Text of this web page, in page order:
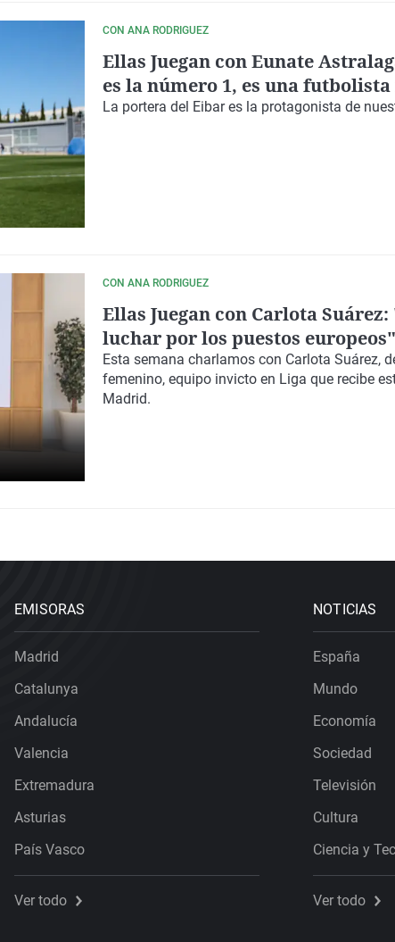
CON ANA RODRIGUEZ
Ellas Juegan con Eunate
es la número 1, es una
La portera del Eibar es la protagonista de
CON ANA RODRIGUEZ
Ellas Juegan con Carlota
luchar por los puestos europeos"
Esta semana charlamos con Carlota Suárez,
femenino, equipo invicto en Liga que recibe
Madrid.
EMISORAS
Madrid
Catalunya
Andalucía
Valencia
Extremadura
Asturias
País Vasco
Ver todo
NOTICIAS
España
Mundo
Economía
Sociedad
Televisión
Cultura
Ciencia y
Ver todo